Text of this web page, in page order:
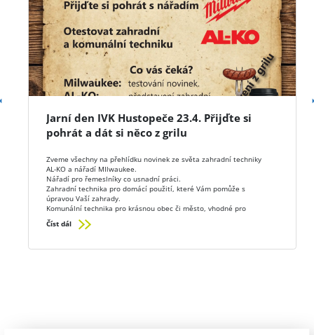
Jarní den IVK Hustopeče 23.4. Přijďte si
pohrát a dát si něco z grilu
Zveme všechny na přehlídku novinek ze světa zahradní techniky
AL-KO a nářadí MIlwaukee.
Nářadí pro řemeslníky co usnadní práci.
Zahradní technika pro domácí použití, které Vám pomůže s
úpravou Vaší zahrady.
Komunální technika pro krásnou obec či město, vhodné pro
technické služby.
Číst dál